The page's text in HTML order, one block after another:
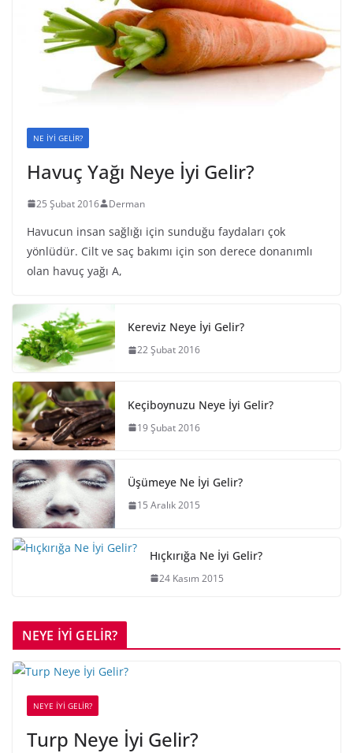
NE İYİ GELİR?
Havuç Yağı Neye İyi Gelir?
25 Şubat 2016 Derman
Havucun insan sağlığı için sunduğu faydaları çok
yönlüdür. Cilt ve saç bakımı için son derece donanımlı
olan havuç yağı A,
Kereviz Neye İyi Gelir?
22 Şubat 2016
Keçiboynuzu Neye İyi Gelir?
19 Şubat 2016
Üşümeye Ne İyi Gelir?
15 Aralık 2015
Hıçkırığa Ne İyi Gelir?
24 Kasım 2015
NEYE İYİ GELİR?
NEYE İYİ GELİR?
Turp Neye İyi Gelir?